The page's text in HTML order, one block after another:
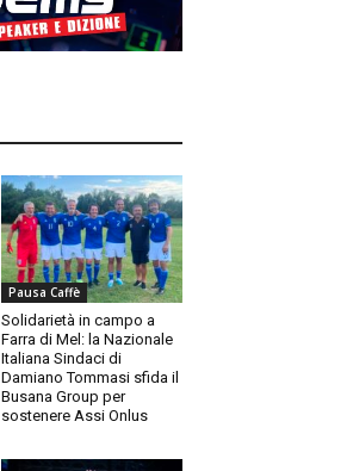
Pausa Caffè
Solidarietà in campo a
Farra di Mel: la Nazionale
Italiana Sindaci di
Damiano Tommasi sfida il
Busana Group per
sostenere Assi Onlus